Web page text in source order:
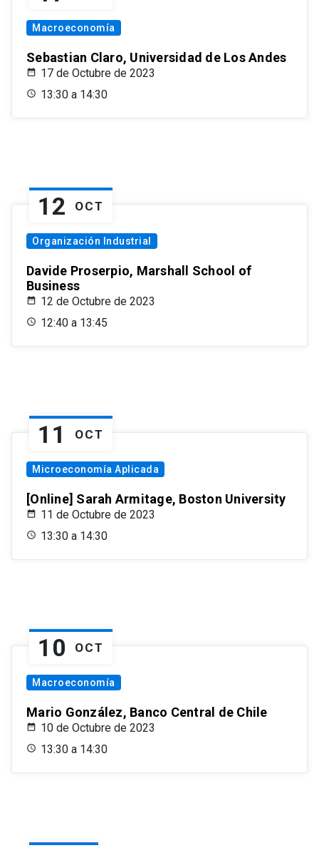
Macroeconomía
Sebastian Claro, Universidad de Los Andes
17 de Octubre de 2023
13:30 a 14:30
12 OCT
Organización Industrial
Davide Proserpio, Marshall School of
Business
12 de Octubre de 2023
12:40 a 13:45
11 OCT
Microeconomía Aplicada
[Online] Sarah Armitage, Boston University
11 de Octubre de 2023
13:30 a 14:30
10 OCT
Macroeconomía
Mario González, Banco Central de Chile
10 de Octubre de 2023
13:30 a 14:30